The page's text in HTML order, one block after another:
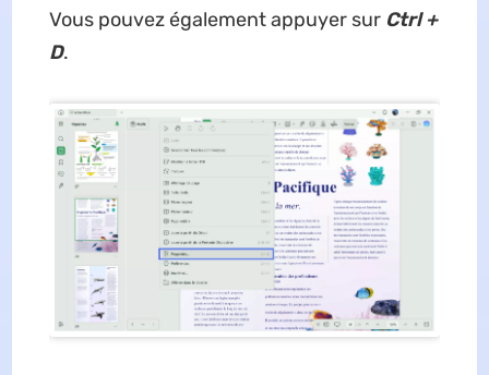
Vous pouvez également appuyer sur Ctrl +
D.